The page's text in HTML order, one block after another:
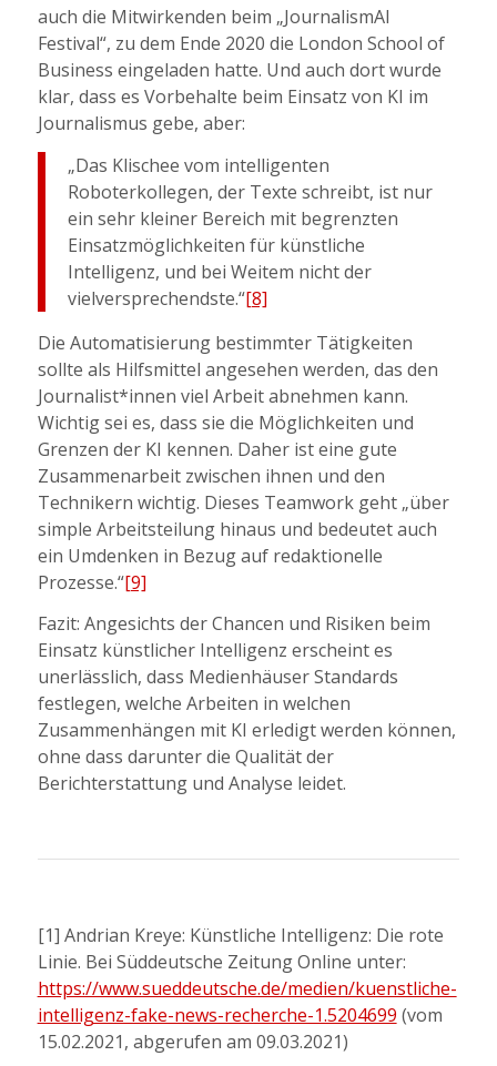
auch die Mitwirkenden beim „JournalismAI
Festival“, zu dem Ende 2020 die London School of
Business eingeladen hatte. Und auch dort wurde
klar, dass es Vorbehalte beim Einsatz von KI im
Journalismus gebe, aber:
„Das Klischee vom intelligenten
Roboterkollegen, der Texte schreibt, ist nur
ein sehr kleiner Bereich mit begrenzten
Einsatzmöglichkeiten für künstliche
Intelligenz, und bei Weitem nicht der
vielversprechendste.“[8]
Die Automatisierung bestimmter Tätigkeiten
sollte als Hilfsmittel angesehen werden, das den
Journalist*innen viel Arbeit abnehmen kann.
Wichtig sei es, dass sie die Möglichkeiten und
Grenzen der KI kennen. Daher ist eine gute
Zusammenarbeit zwischen ihnen und den
Technikern wichtig. Dieses Teamwork geht „über
simple Arbeitsteilung hinaus und bedeutet auch
ein Umdenken in Bezug auf redaktionelle
Prozesse.“[9]
Fazit: Angesichts der Chancen und Risiken beim
Einsatz künstlicher Intelligenz erscheint es
unerlässlich, dass Medienhäuser Standards
festlegen, welche Arbeiten in welchen
Zusammenhängen mit KI erledigt werden können,
ohne dass darunter die Qualität der
Berichterstattung und Analyse leidet.
[1] Andrian Kreye: Künstliche Intelligenz: Die rote
Linie. Bei Süddeutsche Zeitung Online unter:
https://www.sueddeutsche.de/medien/kuenstliche-
intelligenz-fake-news-recherche-1.5204699 (vom
15.02.2021, abgerufen am 09.03.2021)